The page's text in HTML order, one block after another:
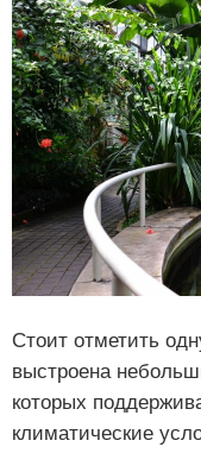
Стоит отметить
выстроена
которых
климатические